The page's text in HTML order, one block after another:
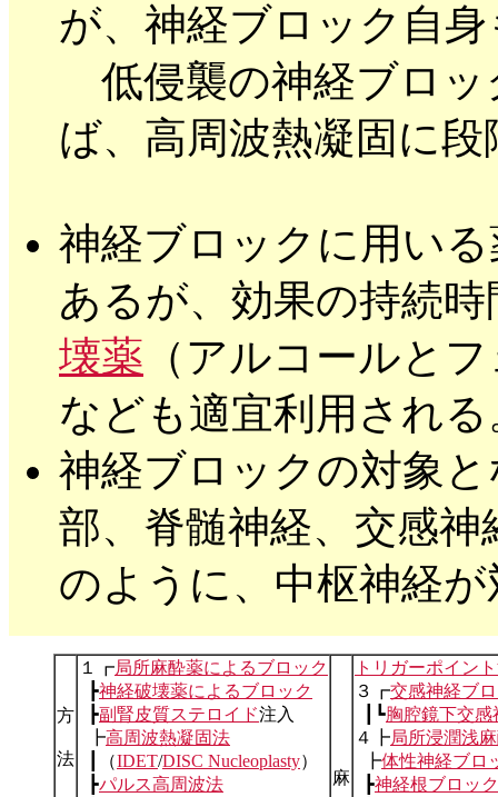
が、神経ブロック自身
低侵襲の神経ブロッ
ば、 高周波熱凝固に
神経ブロックに用い
あるが、効果の持続
壊薬 （アルコールと
なども適宜利用される
神経ブロックの対象
部、脊髄神経、交感
のように、中枢神経
方
法
１┏局所麻酔薬によるブロック
┣神経破壊薬によるブロック
┣副腎皮質ステロイド注入
┣高周波熱凝固法
┃（IDET/DISC Nucleoplasty）
┣パルス高周波法
麻
トリガーポイン
３┏交感神経ブ
┃┗胸腔鏡下交感
４┣局所浸潤浅
┣体性神経ブロ
┣神経根ブロック